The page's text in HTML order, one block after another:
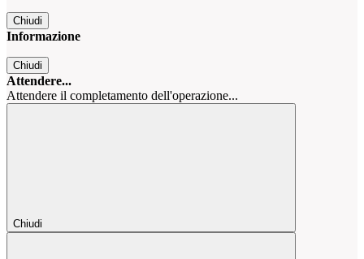
Chiudi
Informazione
Chiudi
Attendere...
Attendere il completamento dell'operazione...
Chiudi